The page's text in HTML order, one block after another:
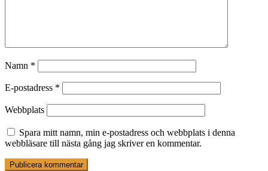
Namn *
E-postadress *
Webbplats
Spara mitt namn, min e-postadress och webbplats i denna
webbläsare till nästa gång jag skriver en kommentar.